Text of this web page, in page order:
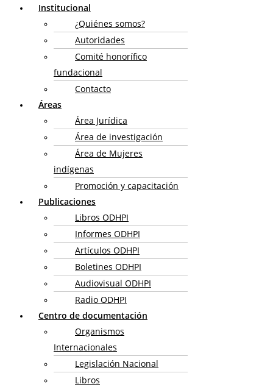
Institucional
¿Quiénes somos?
Autoridades
Comité honorífico
fundacional
Contacto
Áreas
Área Jurídica
Área de investigación
Área de Mujeres
indígenas
Promoción y capacitación
Publicaciones
Libros ODHPI
Informes ODHPI
Artículos ODHPI
Boletines ODHPI
Audiovisual ODHPI
Radio ODHPI
Centro de documentación
Organismos
Internacionales
Legislación Nacional
Libros